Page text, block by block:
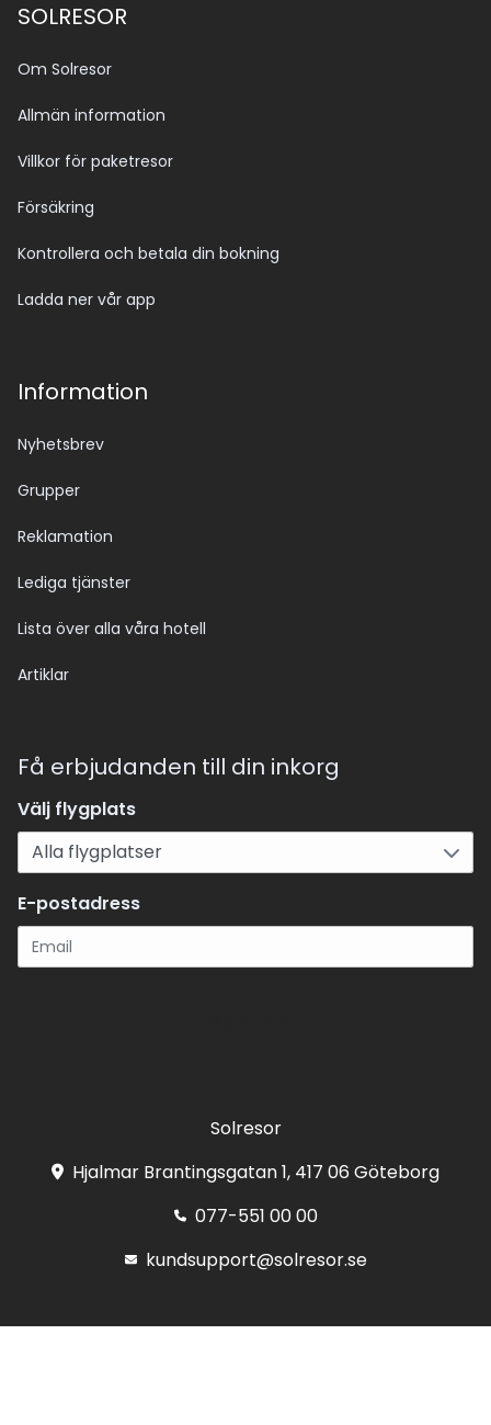
SOLRESOR
Om Solresor
Allmän information
Villkor för paketresor
Försäkring
Kontrollera och betala din bokning
Ladda ner vår app
Information
Nyhetsbrev
Grupper
Reklamation
Lediga tjänster
Lista över alla våra hotell
Artiklar
Få erbjudanden till din inkorg
Välj flygplats
E-postadress
Solresor
Hjalmar Brantingsgatan 1, 417 06 Göteborg
077-551 00 00
kundsupport@solresor.se